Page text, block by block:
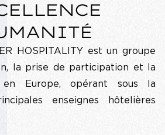
& SÉMINAIRES
HOSPITALITY est un groupe
la prise de participation et la
en Europe, opérant sous la
enseignes hôtelières